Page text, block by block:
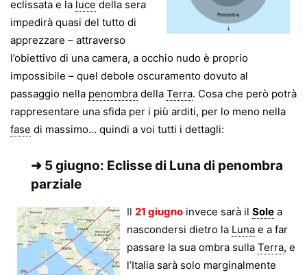
eclissata e la luce della sera
impedirà quasi del tutto di
apprezzare – attraverso
l’obiettivo di una camera, a occhio nudo è proprio
impossibile – quel debole oscuramento dovuto al
passaggio nella penombra della Terra. Cosa che però potrà
rappresentare una sfida per i più arditi, per lo meno nella
fase di massimo… quindi a voi tutti i dettagli:
➜ 5 giugno: Eclisse di Luna di penombra
parziale
Il 21 giugno invece sarà il Sole a
nascondersi dietro la Luna e a far
passare la sua ombra sulla Terra, e
l’Italia sarà solo marginalmente